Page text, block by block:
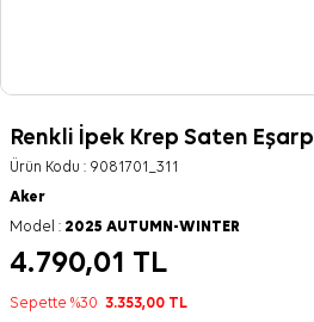
Renkli İpek Krep Saten Eşarp
Ürün Kodu : 9081701_311
Aker
Model : 2025 AUTUMN-WINTER
4.790,01 TL
Sepette %30 3.353,00 TL